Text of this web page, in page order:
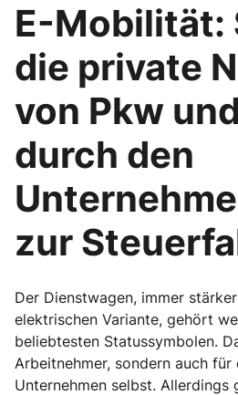
E-Mobilität:
die private
von Pkw
durch den
zur
Der Dienstwagen, immer
elektrischen Variante, gehört
beliebtesten Statussymbolen.
Arbeitnehmer, sondern auch für
Unternehmen selbst. Allerdings